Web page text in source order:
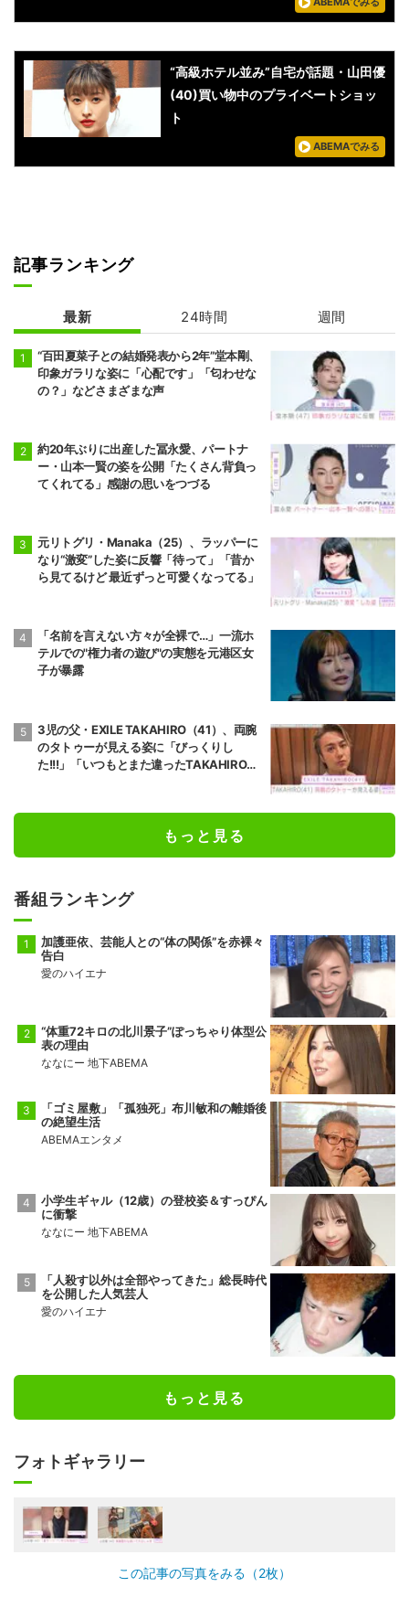
“高級ホテル並み”自宅が話題・山田優
(40)買い物中のプライベートショッ
ト
ABEMAでみる
記事ランキング
最新 24時間 週間
“百田夏菜子との結婚発表から2年”堂本剛、
印象ガラリな姿に「心配です」「匂わせな
の？」などさまざまな声
約20年ぶりに出産した冨永愛、パートナ
ー・山本一賢の姿を公開「たくさん背負っ
てくれてる」感謝の思いをつづる
元リトグリ・Manaka（25）、ラッパーに
なり“激変”した姿に反響「待って」「昔か
ら見てるけど 最近ずっと可愛くなってる」
「名前を言えない方々が全裸で…」一流ホ
テルでの"権力者の遊び"の実態を元港区女
子が暴露
3児の父・EXILE TAKAHIRO（41）、両腕
のタトゥーが見える姿に「びっくりし
た!!!」「いつもとまた違ったTAKAHIROさ
もっと見る
番組ランキング
加護亜依、芸能人との“体の関係”を赤裸々
告白
愛のハイエナ
“体重72キロの北川景子”ぽっちゃり体型公
表の理由
ななにー 地下ABEMA
「ゴミ屋敷」「孤独死」布川敏和の離婚後
の絶望生活
ABEMAエンタメ
小学生ギャル（12歳）の登校姿＆すっぴん
に衝撃
ななにー 地下ABEMA
「人殺す以外は全部やってきた」総長時代
を公開した人気芸人
愛のハイエナ
もっと見る
フォトギャラリー
この記事の写真をみる（2枚）